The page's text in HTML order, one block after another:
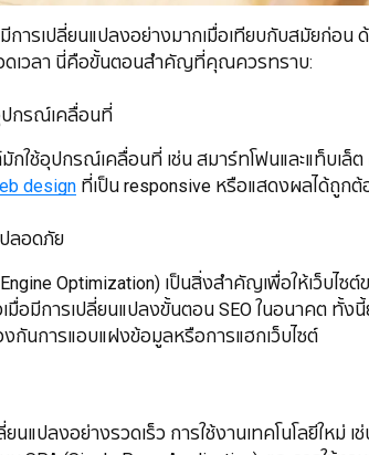
การเปลี่ยนแปลงอย่างมากเมื่อเทียบกับสมัยก่อน
อดเวลา นี่คือขั้นตอนสำคัญที่คุณควรทราบ:
ปกรณ์เคลื่อนที่
กใช้อุปกรณ์เคลื่อนที่ เช่น สมาร์ทโฟนและแท็บเ
designที่เป็น responsive หรือแสดงผลได้ถูก
ลอดภัย
Optimization) เป็นสิ่งสำคัญเพื่อให้เว็บไซ
อมีการเปลี่ยนแปลงขั้นตอน SEO ในอนาคต ทั้งนี้
นการแอบแฝงข้อมูลหรือการแฮกเว็บไซต์
แปลงอย่างรวดเร็ว การใช้งานเทคโนโลยีใหม่ เ